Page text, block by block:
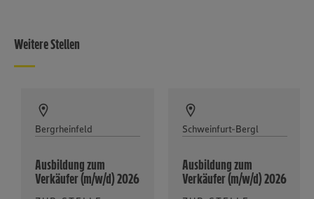
Weitere Stellen
Bergrheinfeld
Ausbildung zum
Verkäufer (m/w/d) 2026
Schweinfurt-Bergl
Ausbildung zum
Verkäufer (m/w/d) 2026